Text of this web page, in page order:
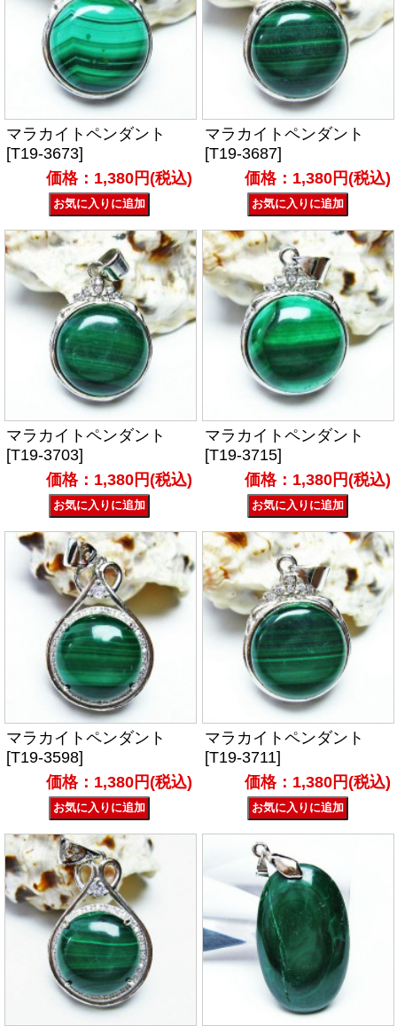
マラカイトペンダント
[T19-3673]
価格：1,380円(税込)
マラカイトペンダント
[T19-3687]
価格：1,380円(税込)
マラカイトペンダント
[T19-3703]
価格：1,380円(税込)
マラカイトペンダント
[T19-3715]
価格：1,380円(税込)
マラカイトペンダント
[T19-3598]
価格：1,380円(税込)
マラカイトペンダント
[T19-3711]
価格：1,380円(税込)